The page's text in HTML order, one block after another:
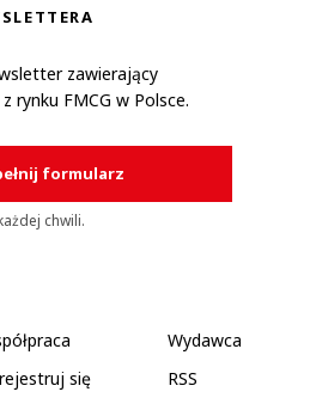
zawierający
rynku FMCG w Polsce.
formularz
chwili.
Wydawca
się
RSS